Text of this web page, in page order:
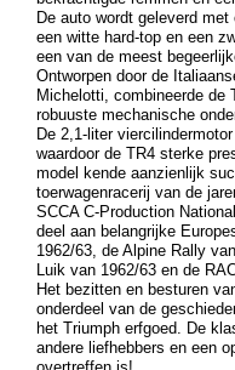
De auto wordt geleverd
een witte hard-top en een
een van de meest
Ontworpen door de
Michelotti, combineerde de
robuuste mechanische
De 2,1-liter
waardoor de TR4 sterke
model kende aanzienlijk
toerwagenracerij van de
SCCA C-Production
deel aan belangrijke
1962/63, de Alpine Rally
Luik van 1962/63 en de
Het bezitten en besturen
onderdeel van de
het Triumph erfgoed. De
andere liefhebbers en een